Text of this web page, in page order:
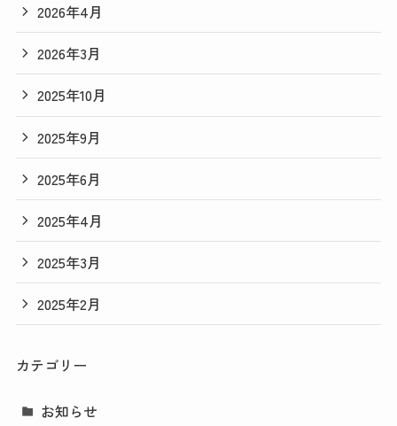
2026年4月
2026年3月
2025年10月
2025年9月
2025年6月
2025年4月
2025年3月
2025年2月
カテゴリー
お知らせ